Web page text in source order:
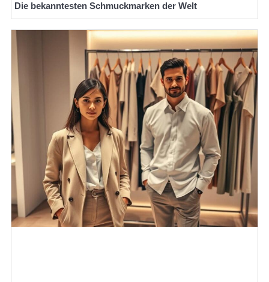
Die bekanntesten Schmuckmarken der Welt